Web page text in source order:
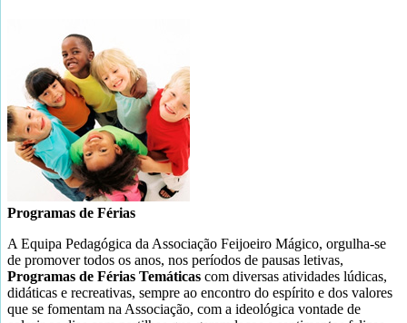
Programas de Férias
A Equipa Pedagógica da Associação Feijoeiro Mágico, orgulha-se
de promover todos os anos, nos períodos de pausas letivas,
Programas de Férias Temáticas com diversas atividades lúdicas,
didáticas e recreativas, sempre ao encontro do espírito e dos valores
que se fomentam na Associação, com a ideológica vontade de